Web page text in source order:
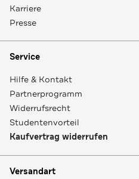
Karriere
Presse
Service
Hilfe & Kontakt
Partnerprogramm
Widerrufsrecht
Studentenvorteil
Kaufvertrag widerrufen
Versandart